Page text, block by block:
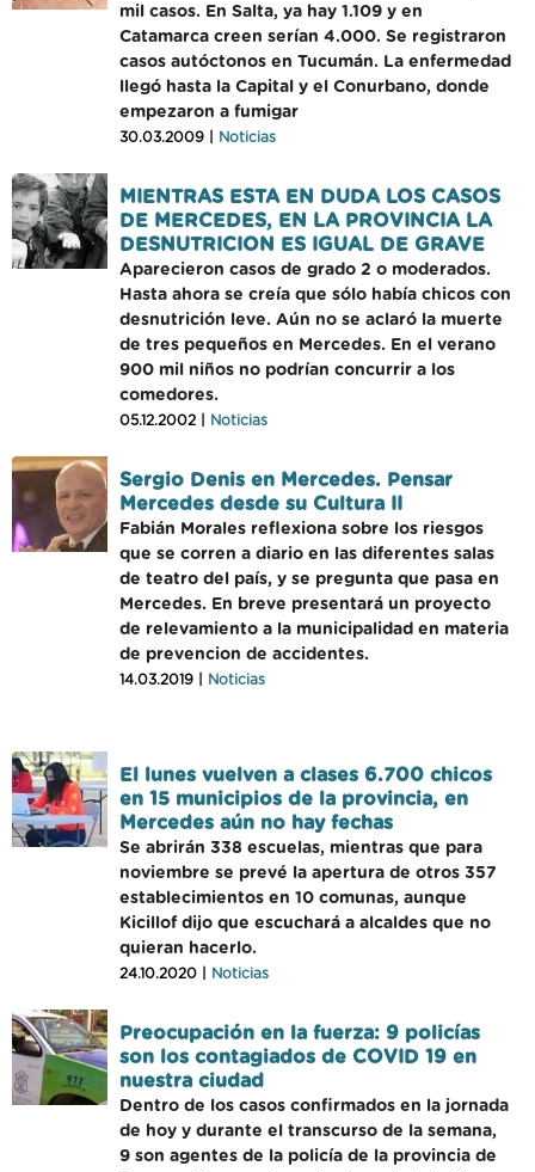
mil casos. En Salta, ya hay 1.109 y en
Catamarca creen serían 4.000. Se registraron
casos autóctonos en Tucumán. La enfermedad
llegó hasta la Capital y el Conurbano, donde
empezaron a fumigar
30.03.2009 | Noticias
MIENTRAS ESTA EN DUDA LOS CASOS
DE MERCEDES, EN LA PROVINCIA LA
DESNUTRICION ES IGUAL DE GRAVE
Aparecieron casos de grado 2 o moderados.
Hasta ahora se creía que sólo había chicos con
desnutrición leve. Aún no se aclaró la muerte
de tres pequeños en Mercedes. En el verano
900 mil niños no podrían concurrir a los
comedores.
05.12.2002 | Noticias
Sergio Denis en Mercedes. Pensar
Mercedes desde su Cultura II
Fabián Morales reflexiona sobre los riesgos
que se corren a diario en las diferentes salas
de teatro del país, y se pregunta que pasa en
Mercedes. En breve presentará un proyecto
de relevamiento a la municipalidad en materia
de prevencion de accidentes.
14.03.2019 | Noticias
El lunes vuelven a clases 6.700 chicos
en 15 municipios de la provincia, en
Mercedes aún no hay fechas
Se abrirán 338 escuelas, mientras que para
noviembre se prevé la apertura de otros 357
establecimientos en 10 comunas, aunque
Kicillof dijo que escuchará a alcaldes que no
quieran hacerlo.
24.10.2020 | Noticias
Preocupación en la fuerza: 9 policías
son los contagiados de COVID 19 en
nuestra ciudad
Dentro de los casos confirmados en la jornada
de hoy y durante el transcurso de la semana,
9 son agentes de la policía de la provincia de